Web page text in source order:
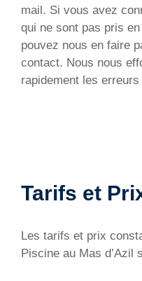
mail. Si vous avez
qui ne sont pas pris
pouvez nous en faire
contact. Nous nous
rapidement les
Tarifs et
Les tarifs et prix
Piscine au Mas d’Azil